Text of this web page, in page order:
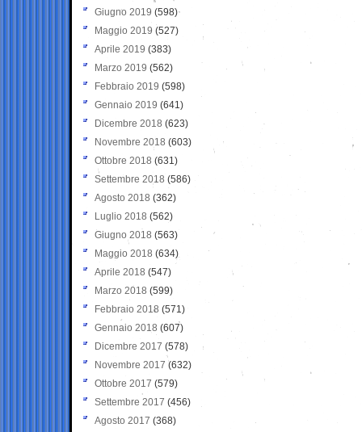
Giugno 2019 (598)
Maggio 2019 (527)
Aprile 2019 (383)
Marzo 2019 (562)
Febbraio 2019 (598)
Gennaio 2019 (641)
Dicembre 2018 (623)
Novembre 2018 (603)
Ottobre 2018 (631)
Settembre 2018 (586)
Agosto 2018 (362)
Luglio 2018 (562)
Giugno 2018 (563)
Maggio 2018 (634)
Aprile 2018 (547)
Marzo 2018 (599)
Febbraio 2018 (571)
Gennaio 2018 (607)
Dicembre 2017 (578)
Novembre 2017 (632)
Ottobre 2017 (579)
Settembre 2017 (456)
Agosto 2017 (368)